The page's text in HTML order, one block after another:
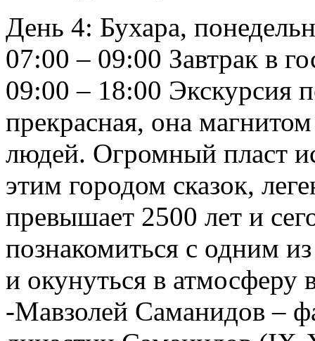
День 4: Бухара,
07:00 – 09:00 Завтрак в
09:00 – 18:00 Экскурсия
прекрасная, она
людей. Огромный пласт
этим городом сказок,
превышает 2500 лет и
познакомиться с одним
и окунуться в атмосферу
-Мавзолей Саманидов –